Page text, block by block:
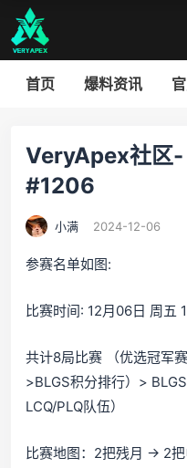
首页 爆料资讯
VeryApex社区-
#1206
小满 2024-12-06
参赛名单如图:
比赛时间: 12月06日 周五
共计8局比赛 （优选冠军
>BLGS积分排行）>
LCQ/PLQ队伍）
比赛地图：2把残月 -> 2